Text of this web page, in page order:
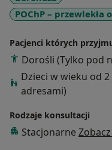
POChP –
Pacjenci których
Dorośli (Tylko pod
Dzieci w wieku od
adresami)
Rodzaje konsultacji
Stacjonarne